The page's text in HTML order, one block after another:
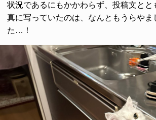
状況であるにもかかわらず、投稿文とと
真に写っていたのは、なんともうらやま
た…！